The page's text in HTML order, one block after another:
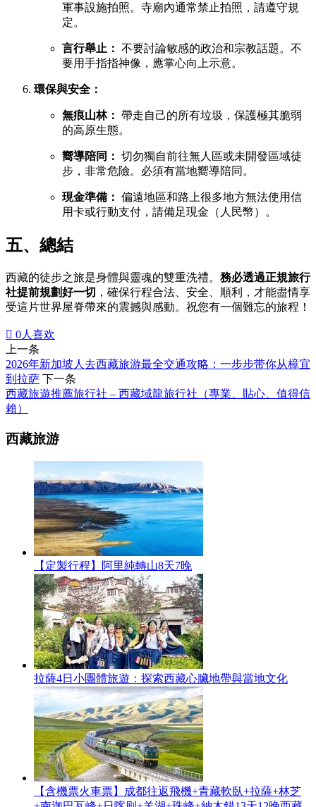
軍事設施拍照。寺廟內通常禁止拍照，請遵守規
定。
言行舉止： 不要討論敏感的政治和宗教話題。不
要用手指指神像，應掌心向上示意。
環保與安全：
無痕山林： 帶走自己的所有垃圾，保護極其脆弱
的高原生態。
嚮導陪同： 切勿獨自前往無人區或未開發區域徒
步，非常危險。必須有當地嚮導陪同。
現金準備： 偏遠地區和路上很多地方無法使用信
用卡或行動支付，請備足現金（人民幣）。
五、總結
西藏的徒步之旅是身體與靈魂的雙重洗禮。 務必透過正規旅行
社提前規劃好一切 ，確保行程合法、安全、順利，才能盡情享
受這片世界屋脊帶來的震撼與感動。祝您有一個難忘的旅程！
 0人喜欢
上一条
2026年新加坡人去西藏旅游最全交通攻略：一步步带你从樟宜
到拉萨 下一条
西藏旅遊推薦旅行社 – 西藏域龍旅行社（專業、貼心、值得信
賴）
西藏旅游
【定製行程】阿里純轉山8天7晚
拉薩4日小團體旅遊：探索西藏心臟地帶與當地文化
【含機票火車票】成都往返飛機+青藏軟臥+拉薩+林芝